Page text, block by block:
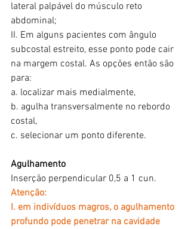
lateral palpável do músculo reto
abdominal;
II. Em alguns pacientes com ângulo
subcostal estreito, esse ponto pode cair
na margem costal. As opções então são
para:
a. localizar mais medialmente,
b. agulha transversalmente no rebordo
costal,
c. selecionar um ponto diferente.
Agulhamento
Inserção perpendicular 0,5 a 1 cun.
Atenção:
I. em indivíduos magros, o agulhamento
profundo pode penetrar na cavidade